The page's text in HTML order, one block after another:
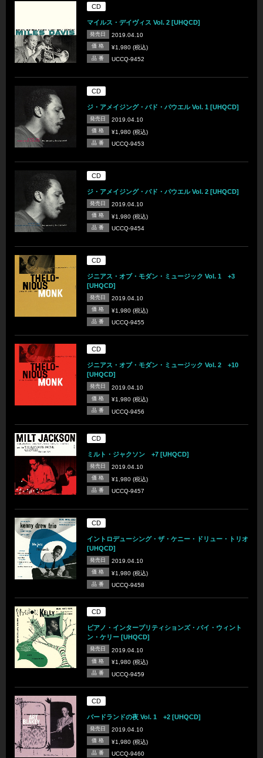
CD
マイルス・デイヴィス Vol. 2 [UHQCD]
発売日 2019.04.10
価 格 ¥1,980 (税込)
品 番 UCCQ-9452
CD
ジ・アメイジング・バド・パウエル Vol. 1 [UHQCD]
発売日 2019.04.10
価 格 ¥1,980 (税込)
品 番 UCCQ-9453
CD
ジ・アメイジング・バド・パウエル Vol. 2 [UHQCD]
発売日 2019.04.10
価 格 ¥1,980 (税込)
品 番 UCCQ-9454
CD
ジニアス・オブ・モダン・ミュージック Vol. 1 +3
[UHQCD]
発売日 2019.04.10
価 格 ¥1,980 (税込)
品 番 UCCQ-9455
CD
ジニアス・オブ・モダン・ミュージック Vol. 2 +10
[UHQCD]
発売日 2019.04.10
価 格 ¥1,980 (税込)
品 番 UCCQ-9456
CD
ミルト・ジャクソン +7 [UHQCD]
発売日 2019.04.10
価 格 ¥1,980 (税込)
品 番 UCCQ-9457
CD
イントロデューシング・ザ・ケニー・ドリュー・トリオ
[UHQCD]
発売日 2019.04.10
価 格 ¥1,980 (税込)
品 番 UCCQ-9458
CD
ピアノ・インタープリティションズ・バイ・ウィント
ン・ケリー [UHQCD]
発売日 2019.04.10
価 格 ¥1,980 (税込)
品 番 UCCQ-9459
CD
バードランドの夜 Vol. 1 +2 [UHQCD]
発売日 2019.04.10
価 格 ¥1,980 (税込)
品 番 UCCQ-9460